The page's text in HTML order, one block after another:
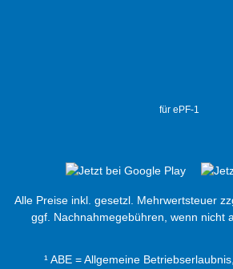
für ePF-1
Alle Preise inkl. gesetzl. Mehrwertsteuer
ggf. Nachnahmegebühren, wenn nicht
¹ ABE = Allgemeine